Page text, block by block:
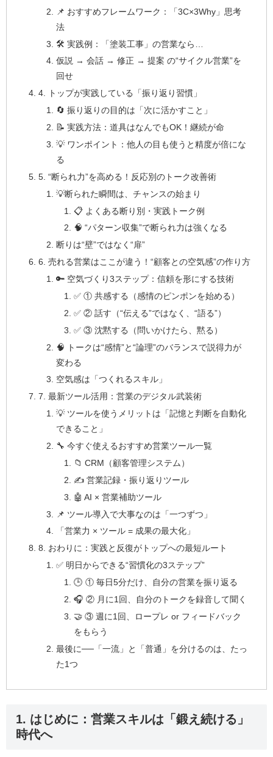
📌 おすすめフレームワーク：「3C×3Why」思考
法
🛠 実践例：「塗装工事」の営業なら…
仮説 → 会話 → 修正 → 提案 の“サイクル営業”を
回せ
4. トップが実践している「振り返り習慣」
🔄 振り返りの目的は「次に活かすこと」
📝 実践方法：道具はなんでもOK！継続が命
💡 ワンポイント：他人の目も使うと精度が倍にな
る
5. “断られ力”を高める！反応別のトーク改善術
💡断られた瞬間は、チャンスの始まり
📋 よくある断り別・実践トーク例
🧠 “パターン収集”で断られ力は強くなる
断りは“壁”ではなく“扉”
6. 売れる営業はここが違う！“顧客との空気感”の作り方
🔑 空気づくり3ステップ：信頼を形にする技術
✅ ① 共感する（感情のピンポンを始める）
✅ ② 話す（“伝える”ではなく、“語る”）
✅ ③ 沈黙する（問いかけたら、黙る）
🧠 トークは“感情”と“論理”のバランスで説得力が
変わる
空気感は「つくれるスキル」
7. 最新ツール活用：営業のデジタル武装術
💡 ツールを使うメリットは「記憶と判断を自動化
できること」
🔧 今すぐ使えるおすすめ営業ツール一覧
📁 CRM（顧客管理システム）
✍️ 営業記録・振り返りツール
🤖 AI × 営業補助ツール
📌 ツール導入で大事なのは「一つずつ」
「営業力 × ツール = 成果の最大化」
8. おわりに：実践と反復がトップへの最短ルート
✅ 明日からできる“習慣化の3ステップ”
🕒 ① 毎日5分だけ、自分の営業を振り返る
🎧 ② 月に1回、自分のトークを録音して聞く
🤝 ③ 週に1回、ロープレ or フィードバック
をもらう
最後に──「一流」と「普通」を分けるのは、たっ
た1つ
1. はじめに：営業スキルは「鍛え続ける」
時代へ